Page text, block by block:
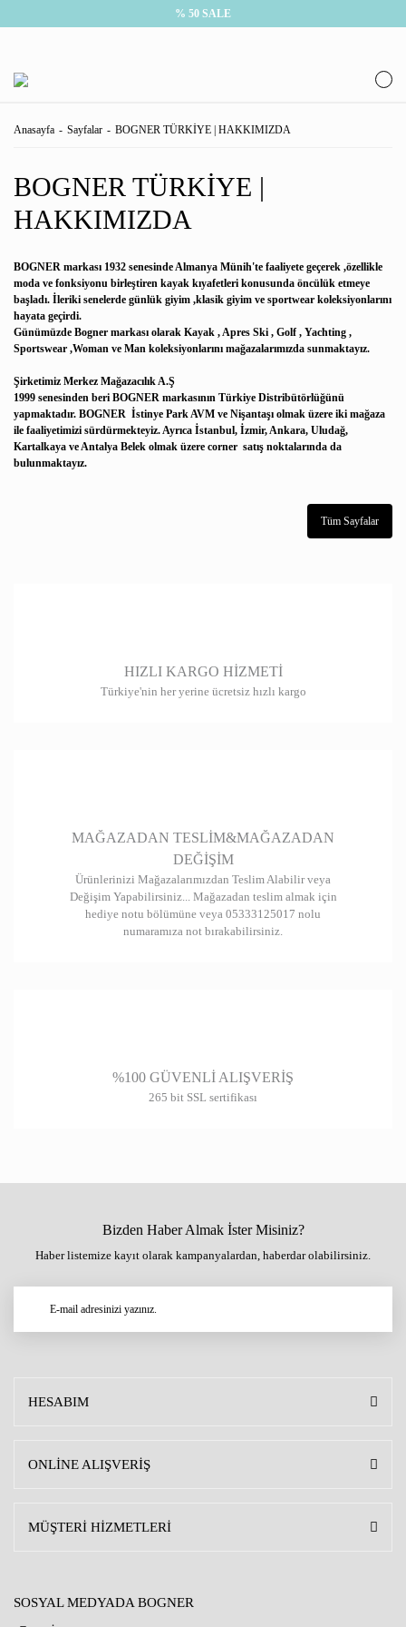
% 50 SALE
Anasayfa Sayfalar BOGNER TÜRKİYE | HAKKIMIZDA
BOGNER TÜRKİYE |
HAKKIMIZDA
BOGNER markası 1932 senesinde Almanya Münih'te faaliyete geçerek ,özellikle
moda ve fonksiyonu birleştiren kayak kıyafetleri konusunda öncülük etmeye
başladı. İleriki senelerde günlük giyim ,klasik giyim ve sportwear koleksiyonlarını
hayata geçirdi.
Günümüzde Bogner markası olarak Kayak , Apres Ski , Golf , Yachting ,
Sportswear ,Woman ve Man koleksiyonlarını mağazalarımızda sunmaktayız.
Şirketimiz Merkez Mağazacılık A.Ş
1999 senesinden beri BOGNER markasının Türkiye Distribütörlüğünü
yapmaktadır. BOGNER İstinye Park AVM ve Nişantaşı olmak üzere iki mağaza
ile faaliyetimizi sürdürmekteyiz. Ayrıca İstanbul, İzmir, Ankara, Uludağ,
Kartalkaya ve Antalya Belek olmak üzere corner satış noktalarında da
bulunmaktayız.
Tüm Sayfalar
HIZLI KARGO HİZMETİ
Türkiye'nin her yerine ücretsiz hızlı kargo
MAĞAZADAN TESLİM&MAĞAZADAN
DEĞİŞİM
Ürünlerinizi Mağazalarımızdan Teslim Alabilir veya
Değişim Yapabilirsiniz... Mağazadan teslim almak için
hediye notu bölümüne veya 05333125017 nolu
numaramıza not bırakabilirsiniz.
%100 GÜVENLİ ALIŞVERİŞ
265 bit SSL sertifikası
Bizden Haber Almak İster Misiniz?
Haber listemize kayıt olarak kampanyalardan, haberdar olabilirsiniz.
HESABIM
ONLİNE ALIŞVERİŞ
MÜŞTERİ HİZMETLERİ
SOSYAL MEDYADA BOGNER